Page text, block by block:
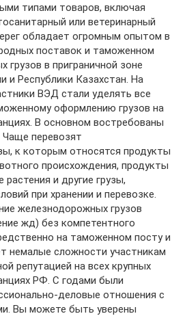
типами товаров, включая
или ветеринарный
обладает огромным опытом в
поставок и таможенном
грузов в приграничной зоне
и Республики Казахстан. На
ВЭД стали уделять все
оформлению грузов на
В основном востребованы
перевозят
к которым относятся продукты
происхождения, продукты
и другие грузы,
при хранении и перевозке.
железнодорожных грузов
жд) без компетентного
на таможенном посту и
немалые сложности участникам
репутацией на всех крупных
РФ. С годами были
деловые отношения с
Вы можете быть уверены